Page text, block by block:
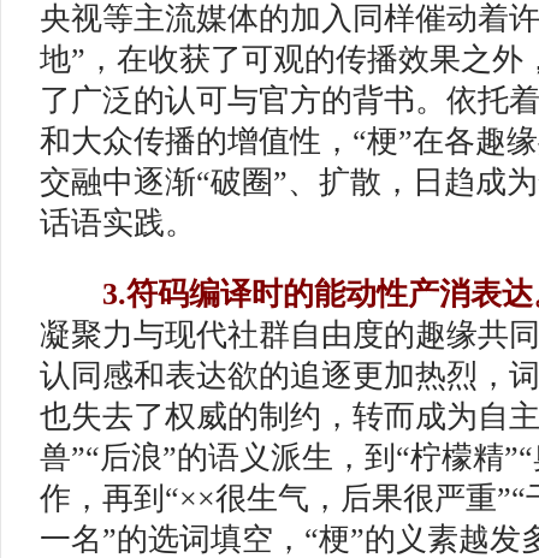
央视等主流媒体的加入同样催动着
地”，在收获了可观的传播效果之外
了广泛的认可与官方的背书。依托
和大众传播的增值性，“梗”在各趣
交融中逐渐“破圈”、扩散，日趋成
话语实践。
3.符码编译时的能动性产消表达
凝聚力与现代社群自由度的趣缘共
认同感和表达欲的追逐更加热烈，
也失去了权威的制约，转而成为自
兽”“后浪”的语义派生，到“柠檬精
作，再到“××很生气，后果很严重
一名”的选词填空，“梗”的义素越发